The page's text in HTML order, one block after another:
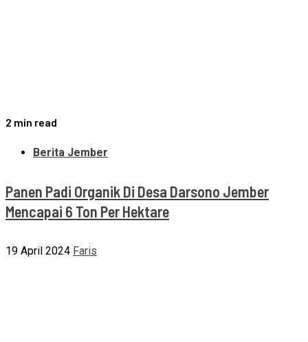
2 min read
Berita Jember
Panen Padi Organik Di Desa Darsono Jember
Mencapai 6 Ton Per Hektare
19 April 2024 Faris